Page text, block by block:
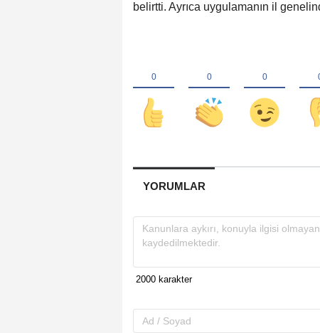
belirtti. Ayrıca uygulamanın il
YORUMLAR